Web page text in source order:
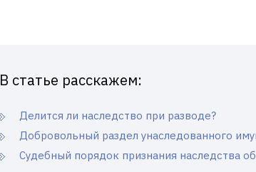
В статье расскажем:
Делится ли наследство при разводе?
Добровольный раздел унаследованного
Судебный порядок признания наследства